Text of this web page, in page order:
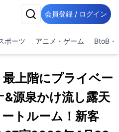
会員登録 / ログイン
ポーツ アニメ・ゲーム BtoB・
最上階にプライベー
&源泉かけ流し露天
トルーム！新客